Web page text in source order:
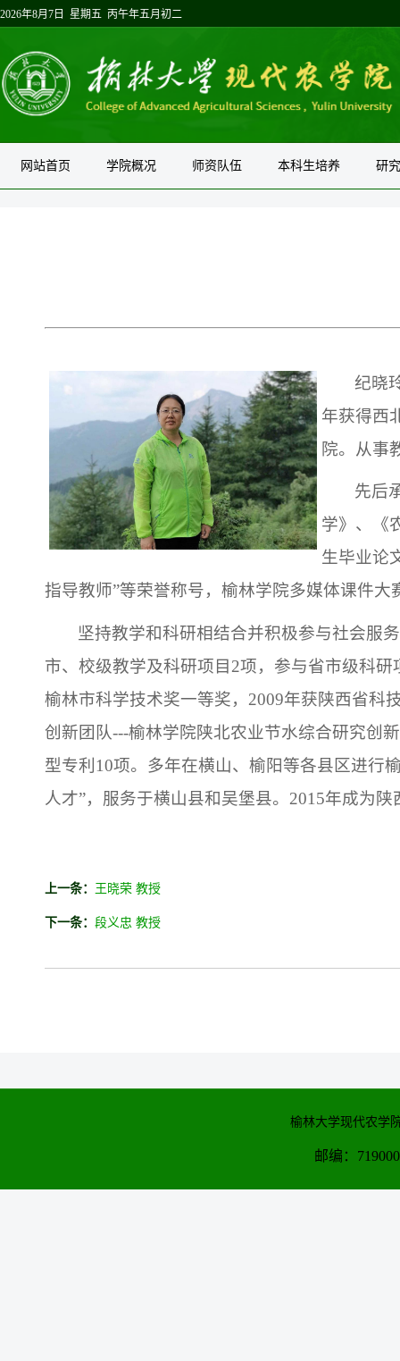
2026年8月7日 星期五 丙午年五月初二
网站首页 学院概况 师资队伍 本科生培养 研
纪晓
年获得西
院。从事
先后
学》、《
生毕业论
指导教师”等荣誉称号，榆林学院多媒体课件大
坚持教学和科研相结合并积极参与社会服
市、校级教学及科研项目2项，参与省市级科研
榆林市科学技术奖一等奖， 2009年获陕西省科
创新团队---榆林学院陕北农业节水综合研究创
型专利 10项。多年在横山、榆阳等各县区进行
人才”，服务于横山县和吴堡县。 2015年成为陕
上一条： 王晓荣 教授
下一条： 段义忠 教授
榆林大学现代农学
邮编：